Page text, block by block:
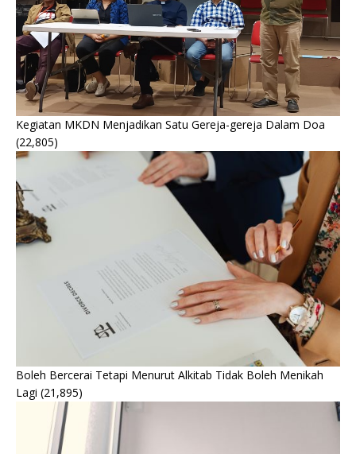
Kegiatan MKDN Menjadikan Satu Gereja-gereja Dalam Doa
(22,805)
Boleh Bercerai Tetapi Menurut Alkitab Tidak Boleh Menikah
Lagi (21,895)